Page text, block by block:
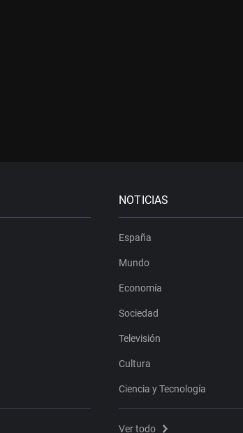
NOTICIAS
España
Mundo
Economía
Sociedad
Televisión
Cultura
Ciencia y Tecnología
Ver todo